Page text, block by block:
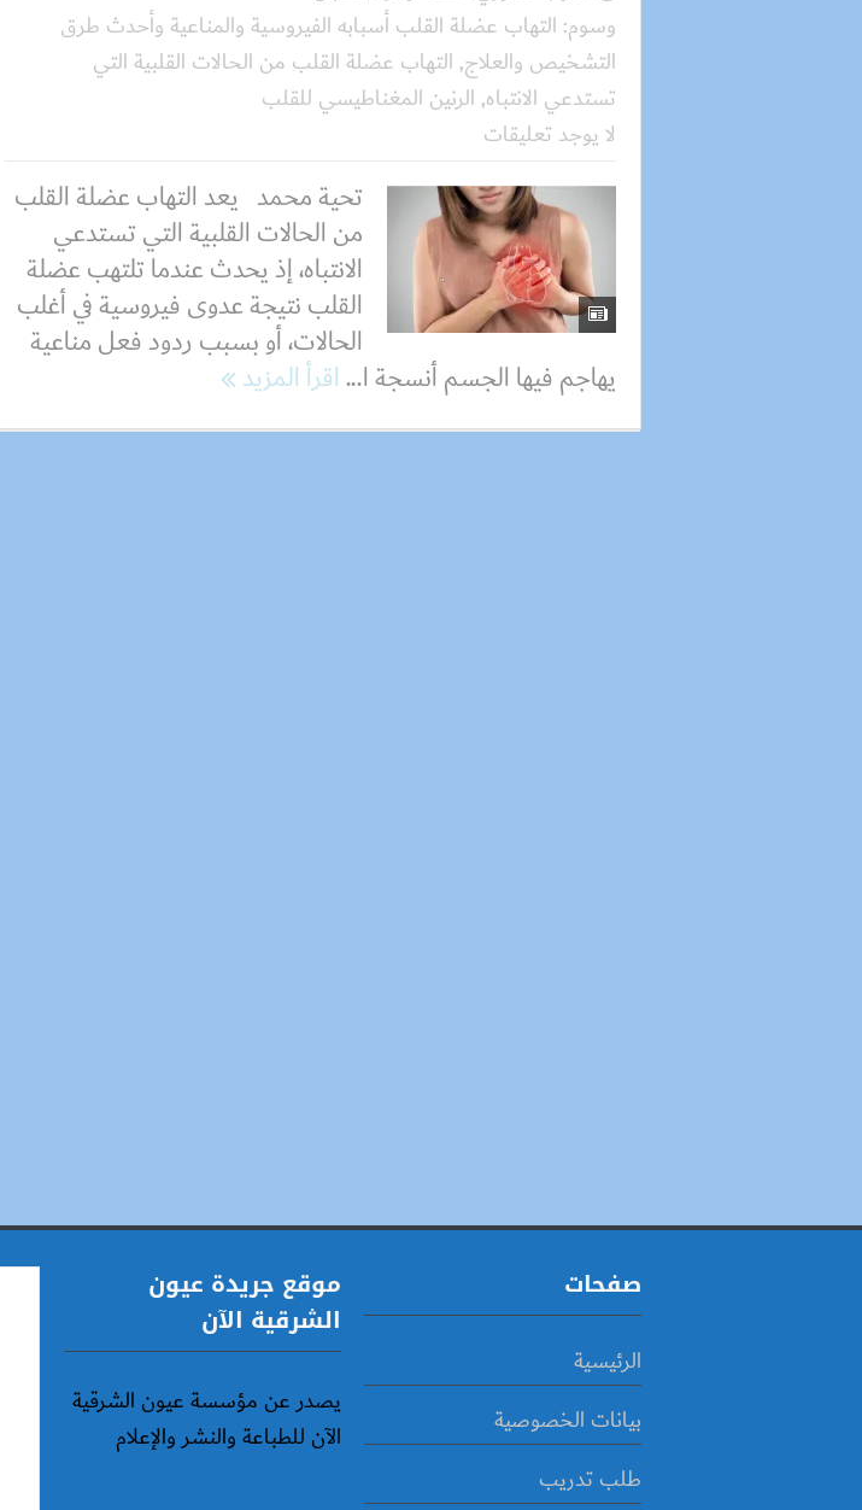
وسوم: التهاب عضلة القلب أسبابه الفيروسية والمناعية وأحدث طرق
التشخيص والعلاج, التهاب عضلة القلب من الحالات القلبية التي
تستدعي الانتباه, الرنين المغناطيسي للقلب
لا يوجد تعليقات
تحية محمد يعد التهاب عضلة القلب
من الحالات القلبية التي تستدعي
الانتباه، إذ يحدث عندما تلتهب عضلة
القلب نتيجة عدوى فيروسية في أغلب
الحالات، أو بسبب ردود فعل مناعية
يهاجم فيها الجسم أنسجة ا...اقرأ المزيد
صفحات
الرئيسية
بيانات الخصوصية
طلب تدريب
موقع جريدة عيون
الشرقية الآن
يصدر عن مؤسسة عيون الشرقية
الآن للطباعة والنشر والإعلام